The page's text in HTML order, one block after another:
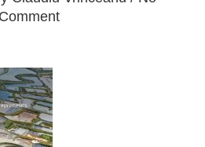
Comment